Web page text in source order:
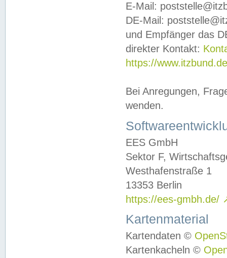
E-Mail:
DE-Mail:
und Empfänger das
direkter Kontakt:
https://
Bei Anregungen,
wenden.
EES GmbH
Sektor F,
Westhafenstraße 1
13353 Berlin
https://ees-gmbh.de/
Kartenmaterial
Kartendaten ©
Kartenkacheln ©